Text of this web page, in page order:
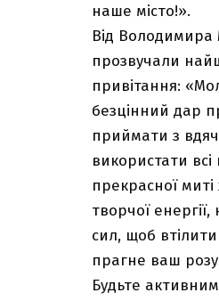
наше місто!».
Від
прозвучали
привітання:
безцінний дар
приймати з
використати всі
прекрасної
творчої
сил, щоб
прагне ваш
Будьте